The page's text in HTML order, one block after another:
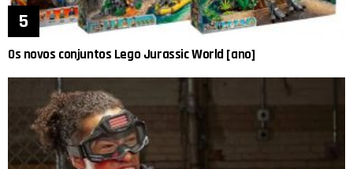
Os novos conjuntos Lego Jurassic World [ano]